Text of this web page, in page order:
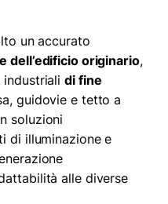
un accurato
dell’edificio originario,
industrialidi fine
guidovie e tetto a
soluzioni
di illuminazione e
alle diverse